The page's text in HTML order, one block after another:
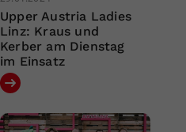
Upper Austria Ladies
Linz: Kraus und
Kerber am Dienstag
im Einsatz